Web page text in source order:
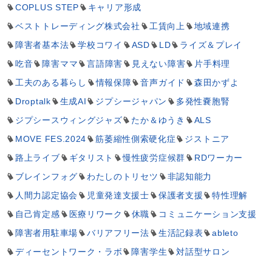
COPLUS STEP
キャリア形成
ベストトレーディング株式会社
工賃向上
地域連携
障害者基本法
学校コワイ ASD LD
ライズ＆プレイ
吃音
障害ママ 言語障害 見えない障害
片手料理
工夫のある暮らし
情報保障 音声ガイド
森田かずよ
Droptalk
生成AI ジプシージャパン
多発性嚢胞腎
ジプシースウィングジャズ
たか＆ゆうき
ALS
MOVE FES.2024
筋萎縮性側索硬化症
ジストニア
路上ライブ
ギタリスト 慢性疲労症候群
RDワーカー
ブレインフォグ
わたしのトリセツ
非認知能力
人間力認定協会
児童発達支援士 保護者支援
特性理解
自己肯定感
医療リワーク 休職
コミュニケーション支援
障害者用駐車場
バリアフリー法 生活記録表
ableto
ディーセントワーク・ラボ
障害学生
対話型サロン